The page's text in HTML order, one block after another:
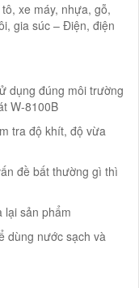
xe máy, nhựa, gỗ,
gia súc – Điện, điện
dụng đúng môi trường
W-8100B
tra độ khít, độ vừa
đề bất thường gì thì
lại sản phẩm
dùng nước sạch và